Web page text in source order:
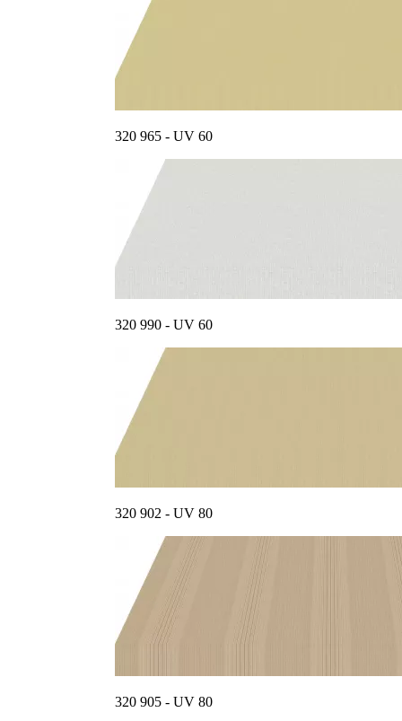
320 965 - UV 60
320 990 - UV 60
320 902 - UV 80
320 905 - UV 80